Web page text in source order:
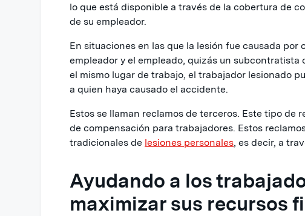
lo que está disponible a través de la cobertura de
de su empleador.
En situaciones en las que la lesión fue causada por
empleador y el empleado, quizás un subcontratista
el mismo lugar de trabajo, el trabajador lesionado
a quien haya causado el accidente.
Estos se llaman reclamos de terceros. Este tipo de
de compensación para trabajadores. Estos
tradicionales de lesiones personales, es decir, a
Ayudando a los
maximizar sus recursos